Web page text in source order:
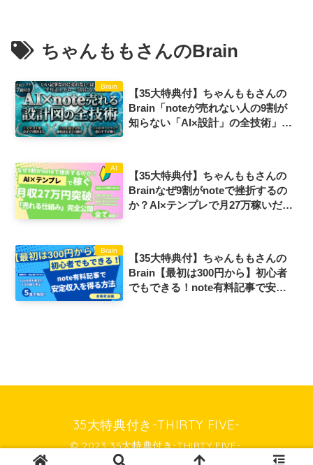
ちゃんももさんのBrain
Brain
【35大特典付】ちゃんももさんの
Brain「noteが売れない人の9割が
知らない「AI×設計」の全技術」評
AI
【35大特典付】ちゃんももさんの
Brainなぜ9割がnoteで挫折するの
か？AI×テンプレで月27万稼いだ
Brain
【35大特典付】ちゃんももさんの
Brain【最初は300円から】初心者
でもできる！note有料記事で安定
35大特典付き-THIRTY FIVE-
© 2023 35大特典付き-THIRTY FIVE-.